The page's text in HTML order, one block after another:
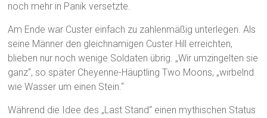
noch mehr in Panik versetzte.
Am Ende war Custer einfach zu zahlenmäßig unterlegen. Als
seine Männer den gleichnamigen Custer Hill erreichten,
blieben nur noch wenige Soldaten übrig. „Wir umzingelten sie
ganz“, so später Cheyenne-Häuptling Two Moons, „wirbelnd
wie Wasser um einen Stein.“
Während die Idee des „Last Stand“ einen mythischen Status